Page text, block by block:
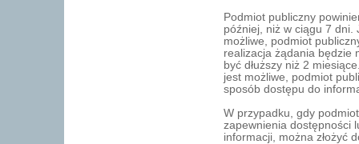
Podmiot publiczny
później, niż w ciągu 7
możliwe, podmiot
realizacja żądania będzie
być dłuższy niż 2
jest możliwe, podmiot
sposób dostępu do
W przypadku, gdy
zapewnienia dostępności
informacji, można złożyć